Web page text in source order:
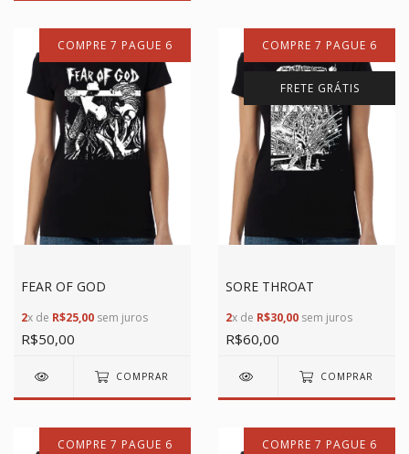
COMPRE 7 PAGUE 6
FEAR OF GOD
2x de R$25,00 sem juros
R$50,00
COMPRAR
COMPRE 7 PAGUE 6
FRETE GRÁTIS
SORE THROAT
2x de R$30,00 sem juros
R$60,00
COMPRAR
COMPRE 7 PAGUE 6 COMPRE 7 PAGUE 6